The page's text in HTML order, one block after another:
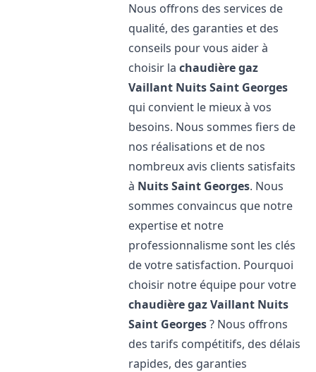
Nous offrons des services de
qualité, des garanties et des
conseils pour vous aider à
choisir lachaudière gaz
Vaillant Nuits Saint Georges
qui convient le mieux à vos
besoins. Nous sommes fiers de
nos réalisations et de nos
nombreux avis clients satisfaits
à Nuits Saint Georges. Nous
sommes convaincus que notre
expertise et notre
professionnalisme sont les clés
de votre satisfaction. Pourquoi
choisir notre équipe pour votre
chaudière gaz Vaillant Nuits
Saint Georges? Nous offrons
des tarifs compétitifs, des délais
rapides, des garanties